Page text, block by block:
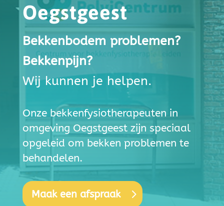
Oegstgeest
Bekkenbodem problemen?
Bekkenpijn?
Wij kunnen je helpen.
Onze bekkenfysiotherapeuten in
omgeving Oegstgeest zijn speciaal
opgeleid om bekken problemen te
behandelen.
Maak een afspraak